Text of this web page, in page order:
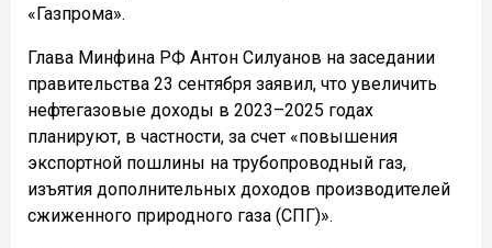
«Газпрома».
Глава Минфина РФ Антон Силуанов на заседании
правительства 23 сентября заявил, что увеличить
нефтегазовые доходы в 2023–2025 годах
планируют, в частности, за счет «повышения
экспортной пошлины на трубопроводный газ,
изъятия дополнительных доходов производителей
сжиженного природного газа (СПГ)».